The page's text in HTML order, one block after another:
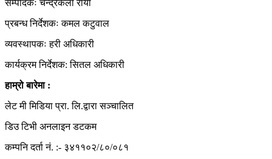
सम्पादकः चन्द्रकला राया
प्रबन्ध निर्देशकः कमल कटुवाल
व्यवस्थापकः हरी अधिकारी
कार्यक्रम निर्देशक: सितल अधिकारी
हाम्रो बारेमा :
लेट मी मिडिया प्रा. लि.द्वारा सञ्चालित
डिउ टिभी अनलाइन डटकम
कम्पनि दर्ता नं. :- ३४११०२/८०/०८१